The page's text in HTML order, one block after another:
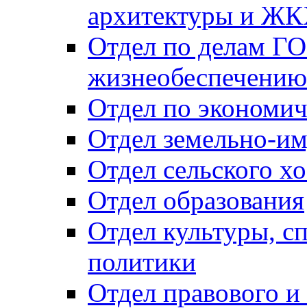
архитектуры и
Отдел по делам
Отдел по
Отдел земельно-
Отдел сельского
Отдел образования
Отдел культуры,
политики
Отдел правового